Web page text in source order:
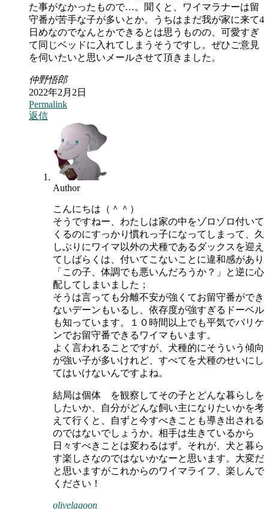
た事がなかったもので…。聞くと、ワイマラナーは留
守番が苦手な子が多いとか。うちはまだ我が家に来て4
日めなのでなんとかできるとは思うものの、可愛すぎ
て同じベッドに入れてしまうそうですし。ぜひご意見
を伺いたいと思いメールさせて頂きました。
仲野悟郎
2022年2月2日
Permalink
返信
Author
こんにちは（＾＾）
そうですねー、わたしは家の中をゾロゾロ付いて
くるのにすっかり慣れっ子になってしまって、久
しぶりにワイマ以外の犬種であるダックスを迎え
てしばらくは、付いてこないことに違和感があり
「この子、体調でも悪いんだろうか？」と逆に心
配してしまいました；
そうは言っても分離不安が強くてお留守番ができ
ないデーンもいるし、依存度が強すぎるドーベル
も知っています。１０時間以上でも平気でバリケ
ンでお留守番できるワイマもいます。
よく言われることですが、犬種的にそういう傾向
が強い子が多いけれど、すべてを犬種のせいにし
てはいけないんですよね。
結局は個体ゞを観察してその子とどんな暮らしを
したいか、自分がどんな飼い主になりたいかを考
えて行くと、自ずと今すべきことも導き出される
のではないでしょうか。相手は生きているから
日々すべきことは変わるはず。それが、犬と暮ら
す楽しさなのではないかなーと思います。大変だ
と思いますがこれからのワイマライフ、楽しんで
ください！
olivelagoon